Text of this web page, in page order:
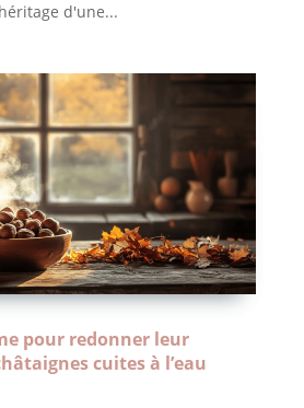
d'une...
pour redonner leur
cuites à l’eau